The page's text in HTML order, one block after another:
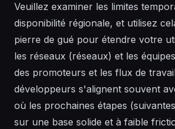
Veuillez examiner les limites
disponibilité régionale, et utilisez
pierre de gué pour étendre votre
les réseaux (réseaux) et les
des promoteurs et les flux de
développeurs s'alignent souvent
où les prochaines étapes
sur une base solide et à faible